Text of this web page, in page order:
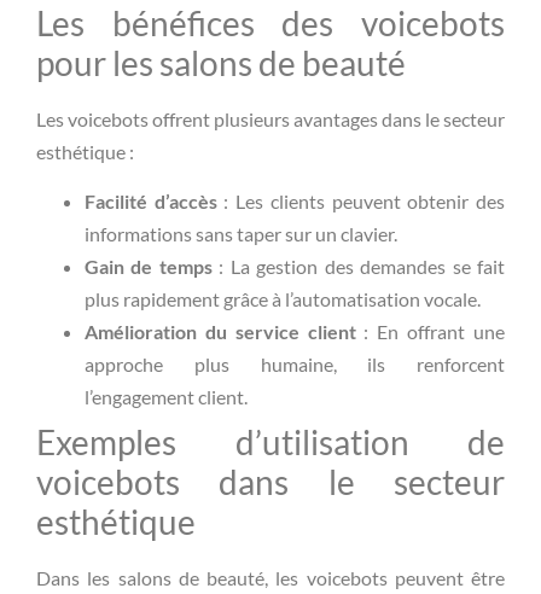
Les bénéfices des voicebots
pour les salons de beauté
Les voicebots offrent plusieurs avantages dans le secteur
esthétique :
Facilité d’accès: Les clients peuvent obtenir des
informations sans taper sur un clavier.
Gain de temps: La gestion des demandes se fait
plus rapidement grâce à l’automatisation vocale.
Amélioration du service client: En offrant une
approche plus humaine, ils renforcent
l’engagement client.
Exemples d’utilisation de
voicebots dans le secteur
esthétique
Dans les salons de beauté, les voicebots peuvent être